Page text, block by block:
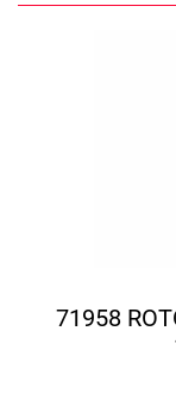
71958